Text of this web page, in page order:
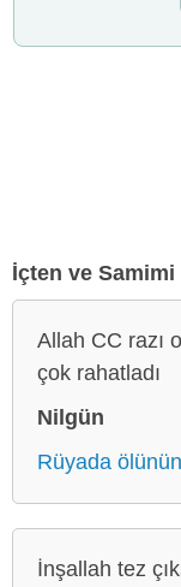
İçten ve Samimi
Allah CC razı
çok rahatladı
Nilgün
Rüyada
İnşallah tez